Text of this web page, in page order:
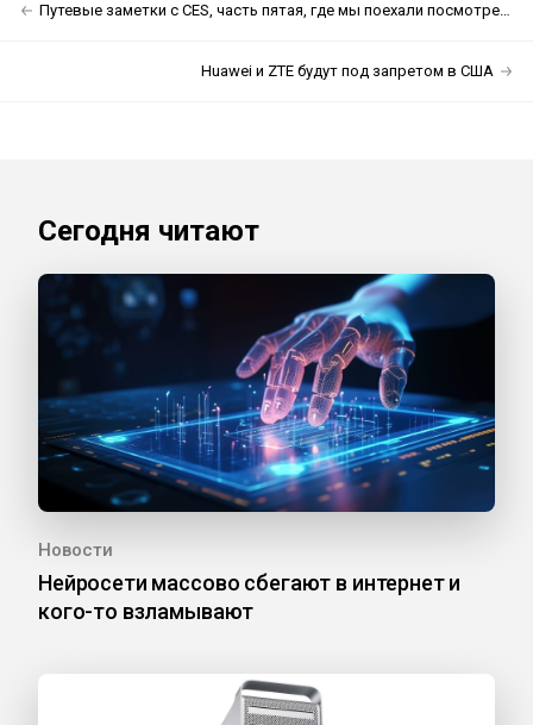
Путевые заметки с CES, часть пятая, где мы поехали посмотреть Гранд-Каньон
Huawei и ZTE будут под запретом в США
Сегодня читают
Новости
Нейросети массово сбегают в интернет и
кого-то взламывают